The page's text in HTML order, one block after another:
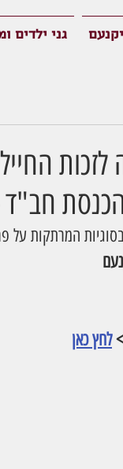
גני ילדים
לזכות
חב"ד
המרתקות על
לחץ כאן